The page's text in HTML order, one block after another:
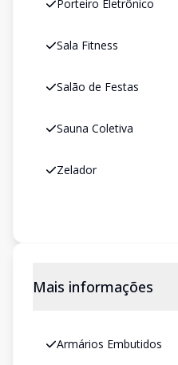
Porteiro Eletrônico
Sala Fitness
Salão de Festas
Sauna Coletiva
Zelador
Mais informações
Armários Embutidos